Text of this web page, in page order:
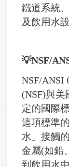
鐵道系統
及飲用水
💡NSF/
NSF/ANSI
(NSF)與美
定的國際標
這項標準
水」接觸
金屬(如鉛
到飲用水